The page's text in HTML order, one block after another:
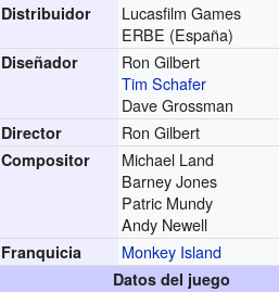
Distribuidor
Lucasfilm Games
ERBE (España)
Diseñador
Ron Gilbert
Tim Schafer
Dave Grossman
Director Ron Gilbert
Compositor
Michael Land
Barney Jones
Patric Mundy
Andy Newell
Franquicia Monkey Island
Datos del juego